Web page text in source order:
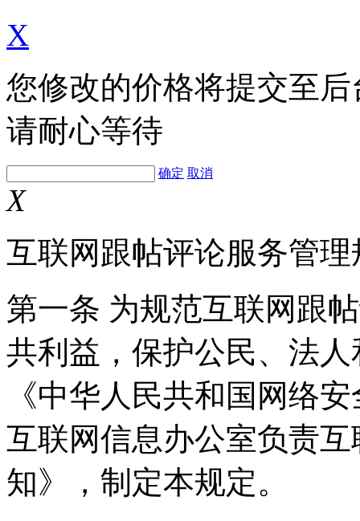
X
您修改的价格将提交至
请耐心等待
确定 取消
X
互联网跟帖评论服务管理
第一条 为规范互联网跟
共利益，保护公民、法
《中华人民共和国网络
互联网信息办公室负责
知》，制定本规定。